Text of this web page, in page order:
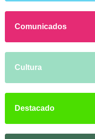
Comunicados
Cultura
Destacado